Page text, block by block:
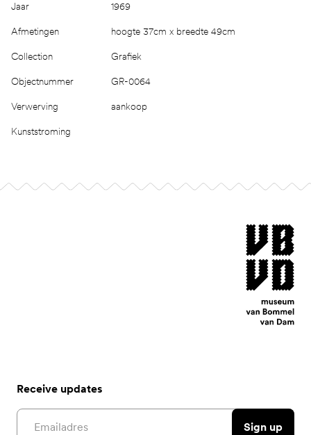
Jaar 1969
Afmetingen hoogte 37cm x breedte 49cm
Collection Grafiek
Objectnummer GR-0064
Verwerving aankoop
Kunststroming
museum van
Receive updates
Email address
Sign up